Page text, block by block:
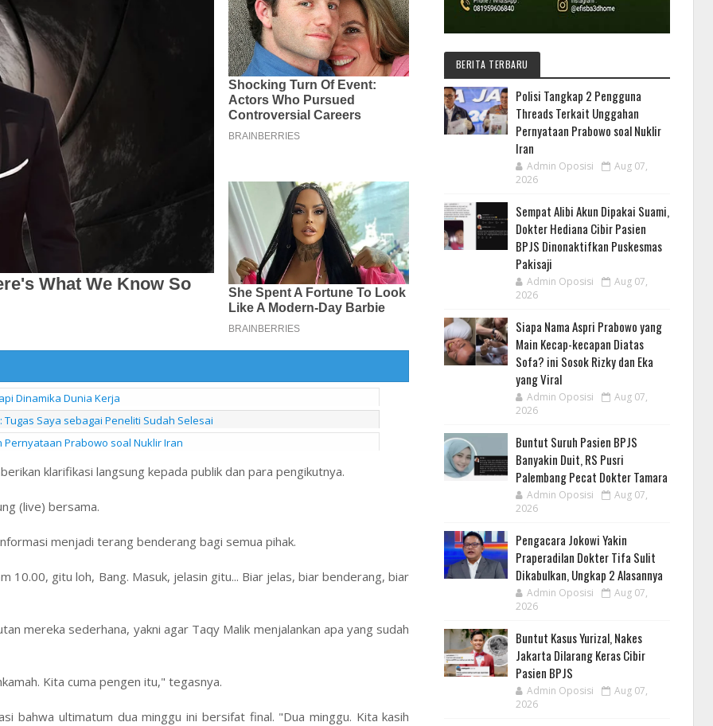
Dinamika Dunia Kerja
Saya sebagai Peneliti Sudah Selesai
Pernyataan Prabowo soal Nuklir Iran
klarifikasi langsung kepada publik dan para pengikutnya.
(live) bersama.
menjadi terang benderang bagi semua pihak.
10.00, gitu loh, Bang. Masuk, jelasin gitu... Biar jelas, biar benderang, biar
mereka sederhana, yakni agar Taqy Malik menjalankan apa yang sudah
Kita cuma pengen itu," tegasnya.
bahwa ultimatum dua minggu ini bersifat final. "Dua minggu. Kita kasih
BERITA TERBARU
Polisi Tangkap 2 Pengguna
Threads Terkait Unggahan
Pernyataan Prabowo soal Nuklir
Iran
Admin Oposisi
Aug 07,
2026
Sempat Alibi Akun Dipakai Suami,
Dokter Hediana Cibir Pasien
BPJS Dinonaktifkan Puskesmas
Pakisaji
Admin Oposisi
Aug 07,
2026
Siapa Nama Aspri Prabowo yang
Main Kecap-kecapan Diatas
Sofa? ini Sosok Rizky dan Eka
yang Viral
Admin Oposisi
Aug 07,
2026
Buntut Suruh Pasien BPJS
Banyakin Duit, RS Pusri
Palembang Pecat Dokter Tamara
Admin Oposisi
Aug 07,
2026
Pengacara Jokowi Yakin
Praperadilan Dokter Tifa Sulit
Dikabulkan, Ungkap 2 Alasannya
Admin Oposisi
Aug 07,
2026
Buntut Kasus Yurizal, Nakes
Jakarta Dilarang Keras Cibir
Pasien BPJS
Admin Oposisi
Aug 07,
2026